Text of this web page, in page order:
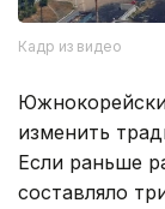
Кадр из видео
изменить
Если раньше
составляло